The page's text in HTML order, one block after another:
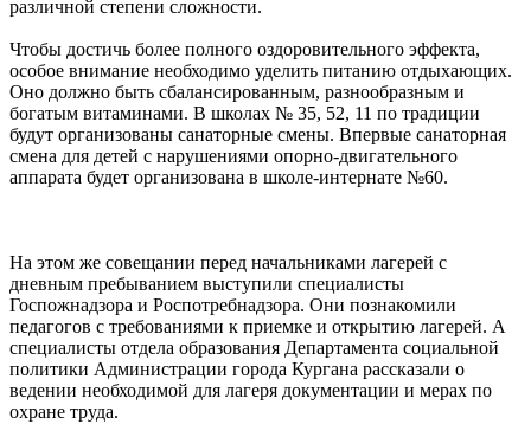
различной степени сложности.
Чтобы достичь более полного оздоровительного эффекта,
особое внимание необходимо уделить питанию отдыхающих.
Оно должно быть сбалансированным, разнообразным и
богатым витаминами. В школах № 35, 52, 11 по традиции
будут организованы санаторные смены. Впервые санаторная
смена для детей с нарушениями опорно-двигательного
аппарата будет организована в школе-интернате №60.
На этом же совещании перед начальниками лагерей с
дневным пребыванием выступили специалисты
Госпожнадзора и Роспотребнадзора. Они познакомили
педагогов с требованиями к приемке и открытию лагерей. А
специалисты отдела образования Департамента социальной
политики Администрации города Кургана рассказали о
ведении необходимой для лагеря документации и мерах по
охране труда.